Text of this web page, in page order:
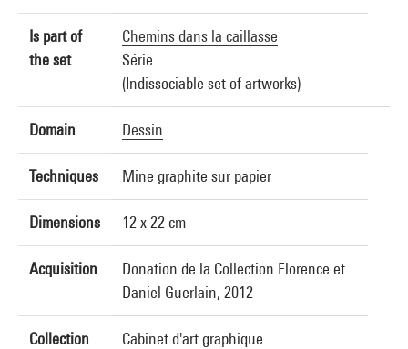
Is part of
the set
Chemins dans la caillasse
Série
(Indissociable set of artworks)
Domain Dessin
Techniques Mine graphite sur papier
Dimensions 12 x 22 cm
Acquisition
Donation de la Collection Florence et
Daniel Guerlain, 2012
Collection
Cabinet d'art graphique